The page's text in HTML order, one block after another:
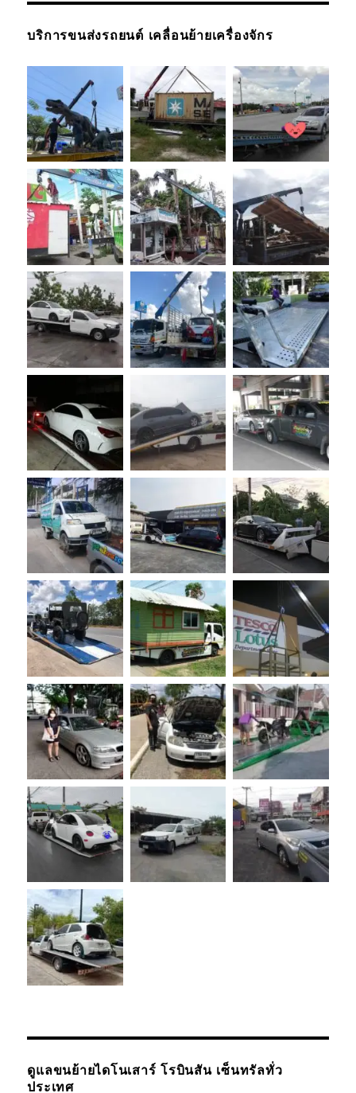
บริการขนส่งรถยนต์ เคลื่อนย้ายเครื่องจักร
ดูแลขนย้ายไดโนเสาร์ โรบินสัน เซ็นทรัลทั่ว
ประเทศ